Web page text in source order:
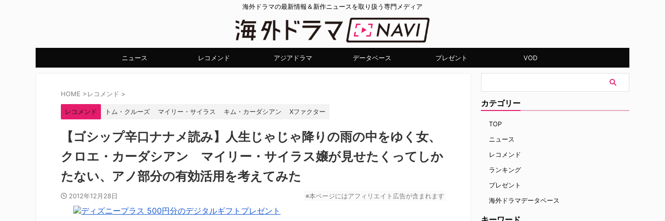
海外ドラマの最新情報＆新作ニュースを取り扱う専門メディア
ニュース レコメンド アジアドラマ データベース プレゼント VOD
HOME >レコメンド >
レコメンド トム・クルーズ マイリー・サイラス キム・カーダシアン Xファクター
【ゴシップ辛口ナナメ読み】人生じゃじゃ降りの雨の中をゆく女、
クロエ・カーダシアン マイリー・サイラス嬢が見せたくってしか
たない、アノ部分の有効活用を考えてみた
2012年12月28日 ※本ページにはアフィリエイト広告が含まれます
カテゴリー
TOP
ニュース
レコメンド
ランキング
プレゼント
海外ドラマデータベース